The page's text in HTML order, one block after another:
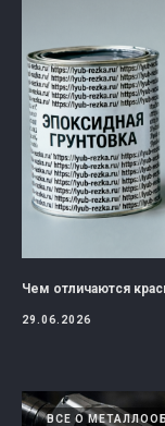
Чем отличаются
29.06.2026
ВСЕ О